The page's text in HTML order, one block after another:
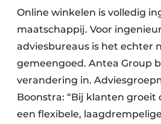
Online winkelen is volledig
maatschappij. Voor
adviesbureaus is het echter
gemeengoed. Antea Group
verandering in.
Boonstra: “Bij klanten groeit
een flexibele,